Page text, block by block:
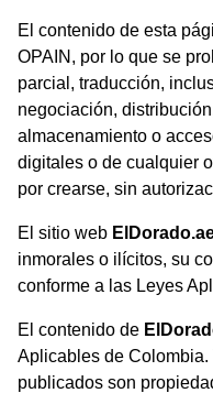
El contenido de esta
OPAIN, por lo que se
parcial, traducción,
negociación,
almacenamiento o
digitales o de cualquier
por crearse, sin
El sitio web
inmorales o ilícitos, su
conforme a las Leyes
El contenido de
Aplicables de
publicados son